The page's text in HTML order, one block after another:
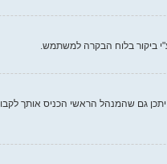
ביקור בלוח הבקרה למשתמש.
גם שהמנהל הראשי הכניס